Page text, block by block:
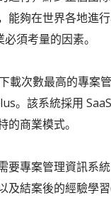
能夠在世界各地進
須考量的因素。
載次數最高的專案
。該系統採用
商業模式。
要專案管理資訊系
及結案後的經驗學